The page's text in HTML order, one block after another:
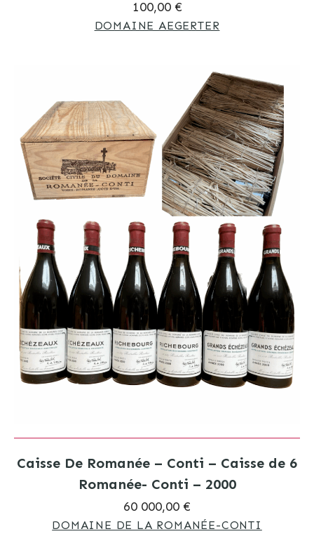
100,00 €
DOMAINE AEGERTER
Caisse De Romanée – Conti – Caisse de 6
Romanée- Conti – 2000
60 000,00 €
DOMAINE DE LA ROMANÉE-CONTI